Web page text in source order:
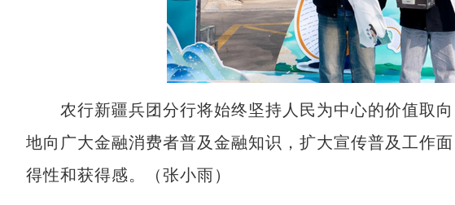
农行新疆兵团分行将始终坚持人民为中心的价值取向
地向广大金融消费者普及金融知识，扩大宣传普及工作
得性和获得感。（张小雨）